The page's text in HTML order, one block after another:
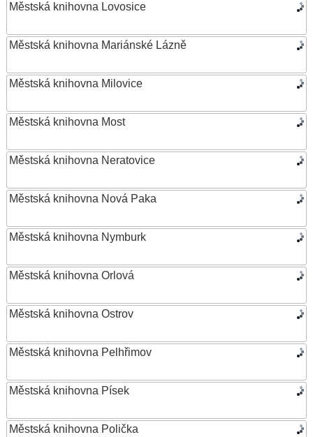
Městská knihovna Lovosice
Městská knihovna Mariánské Lázně
Městská knihovna Milovice
Městská knihovna Most
Městská knihovna Neratovice
Městská knihovna Nová Paka
Městská knihovna Nymburk
Městská knihovna Orlová
Městská knihovna Ostrov
Městská knihovna Pelhřimov
Městská knihovna Písek
Městská knihovna Polička